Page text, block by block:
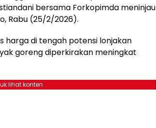
bersama Forkopimda meninjau
Rabu (25/2/2026).
harga di tengah potensi lonjakan
goreng diperkirakan meningkat
lihat konten